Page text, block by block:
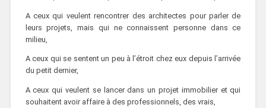
A ceux qui veulent rencontrer des architectes pour parler de
leurs projets, mais qui ne connaissent personne dans ce
milieu,
A ceux qui se sentent un peu à l’étroit chez eux depuis l’arrivée
du petit dernier,
A ceux qui veulent se lancer dans un projet immobilier et qui
souhaitent avoir affaire à des professionnels, des vrais,